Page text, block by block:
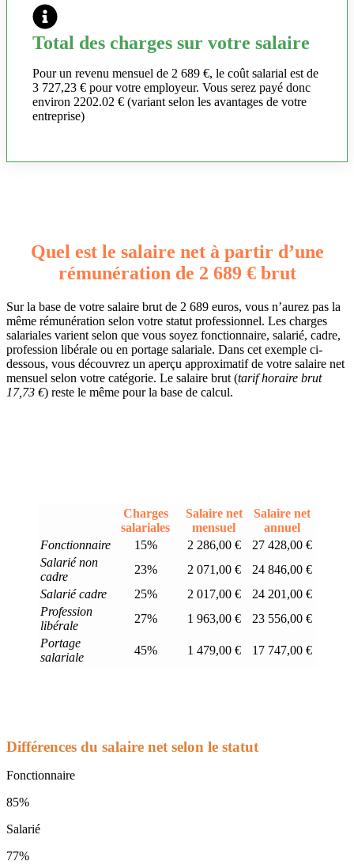
Total des charges sur votre salaire
Pour un revenu mensuel de 2 689 €, le coût salarial est de
3 727,23 € pour votre employeur. Vous serez payé donc
environ 2202.02 € (variant selon les avantages de votre
entreprise)
Quel est le salaire net à partir d’une
rémunération de 2 689 € brut
Sur la base de votre salaire brut de 2 689 euros, vous n’aurez pas la
même rémunération selon votre statut professionnel. Les charges
salariales varient selon que vous soyez fonctionnaire, salarié, cadre,
profession libérale ou en portage salariale. Dans cet exemple ci-
dessous, vous découvrez un aperçu approximatif de votre salaire net
mensuel selon votre catégorie. Le salaire brut (tarif horaire brut
17,73 €) reste le même pour la base de calcul.
Charges
salariales
Salaire net
mensuel
Salaire net
annuel
Fonctionnaire
15% 2 286,00 €
27 428,00 €
Salarié non
cadre
23% 2 071,00 €
24 846,00 €
Salarié cadre
25% 2 017,00 €
24 201,00 €
Profession
libérale
27% 1 963,00 €
23 556,00 €
Portage
salariale
45% 1 479,00 € 17 747,00 €
Différences du salaire net selon le statut
Fonctionnaire
85%
Salarié
77%